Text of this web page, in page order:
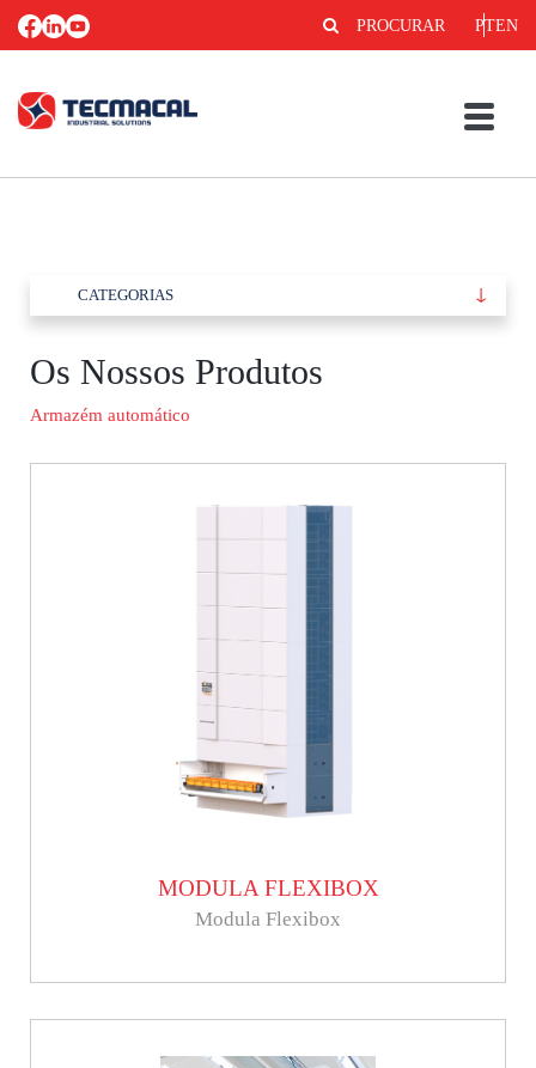
EN
PT
PROCURAR
CATEGORIAS
Os Nossos Produtos
Armazém automático
MODULA FLEXIBOX
Modula Flexibox